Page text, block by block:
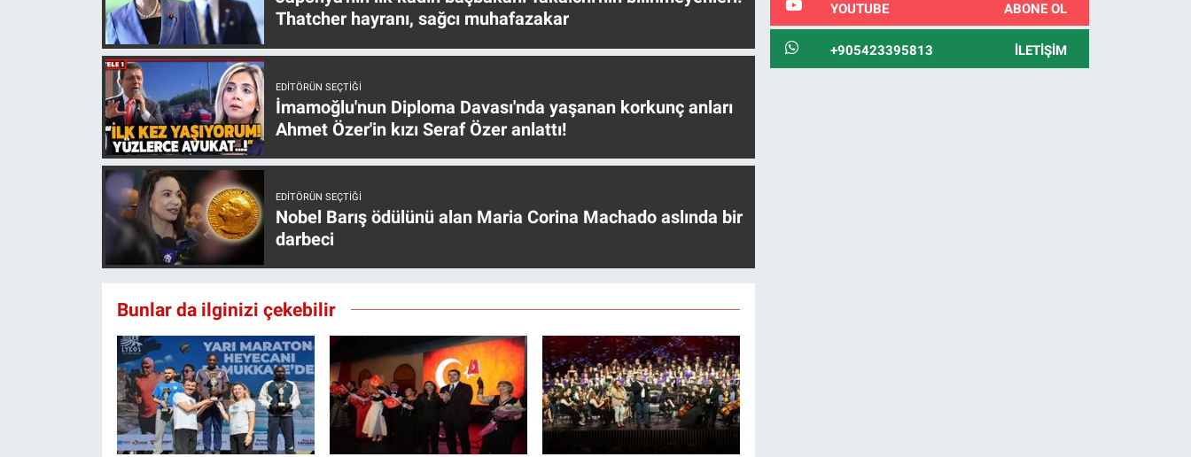
Thatcher hayranı, sağcı muhafazakar
EDITÖRÜN SEÇTIĞI
İmamoğlu'nun Diploma Davası'nda yaşanan korkunç anları
Ahmet Özer'in kızı Seraf Özer anlattı!
EDITÖRÜN SEÇTIĞI
Nobel Barış ödülünü alan Maria Corina Machado aslında bir
darbeci
Bunlar da ilginizi çekebilir
YOUTUBE ABONE OL
+905423395813 İLETIŞIM
Türkiye'nin Geleceği
Türkiye'nin Gündemi
Yerel Gündem
Yerel Yaşam
Canlı Yayın